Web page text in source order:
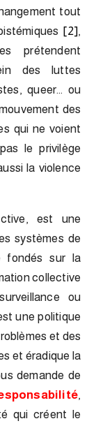
tout
[2],
prétendent
des luttes
queer… ou
des
qui ne voient
le privilège
la violence
est une
systèmes de
fondés sur la
collective
ou
une politique
et des
et éradique la
demande de
,
qui créent le